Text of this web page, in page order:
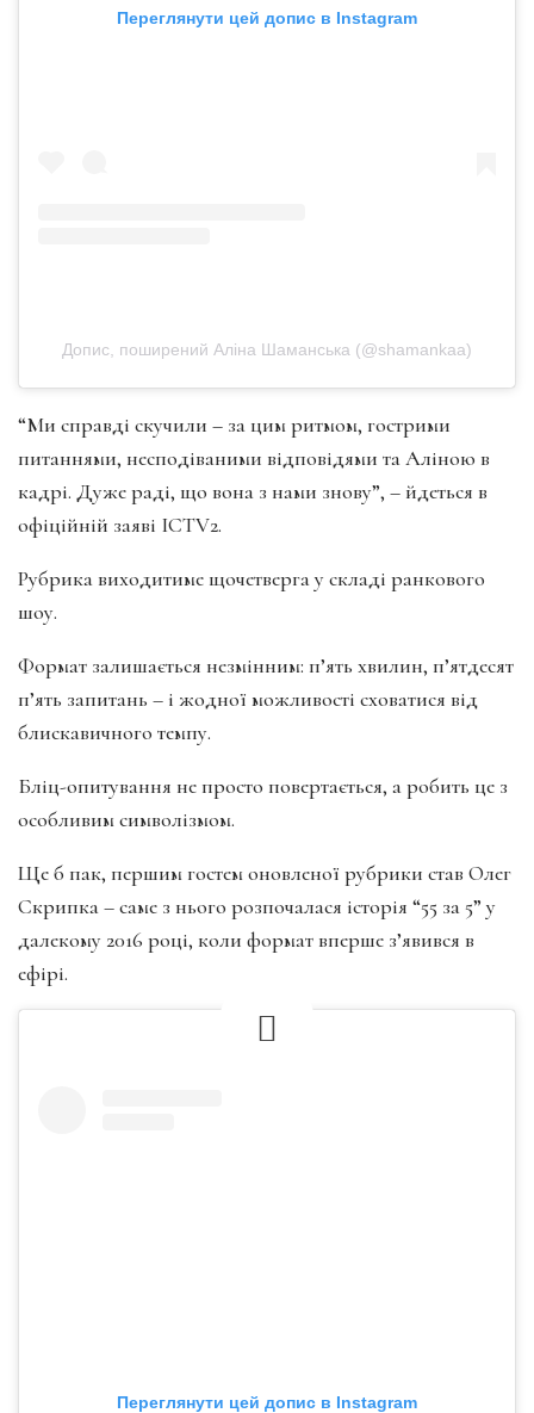
Переглянути цей допис в Instagram
Допис, поширений Аліна Шаманська (@shamankaa)
“Ми справді скучили – за цим ритмом, гострими
питаннями, несподіваними відповідями та Аліною в
кадрі. Дуже раді, що вона з нами знову”, – йдеться в
офіційній заяві ICTV2.
Рубрика виходитиме щочетверга у складі ранкового
шоу.
Формат залишається незмінним: п’ять хвилин, п’ятдесят
п’ять запитань – і жодної можливості сховатися від
блискавичного темпу.
Бліц-опитування не просто повертається, а робить це з
особливим символізмом.
Ще б пак, першим гостем оновленої рубрики став Олег
Скрипка – саме з нього розпочалася історія “55 за 5” у
далекому 2016 році, коли формат вперше з’явився в
ефірі.
Переглянути цей допис в Instagram